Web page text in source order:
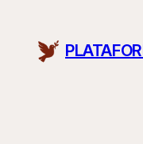
contenido